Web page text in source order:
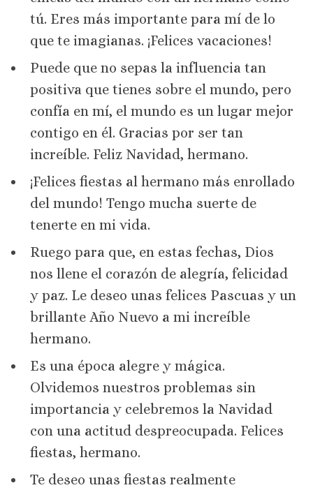
tú. Eres más importante para mí de lo
que te imagianas. ¡Felices vacaciones!
Puede que no sepas la influencia tan
positiva que tienes sobre el mundo, pero
confía en mí, el mundo es un lugar mejor
contigo en él. Gracias por ser tan
increíble. Feliz Navidad, hermano.
¡Felices fiestas al hermano más enrollado
del mundo! Tengo mucha suerte de
tenerte en mi vida.
Ruego para que, en estas fechas, Dios
nos llene el corazón de alegría, felicidad
y paz. Le deseo unas felices Pascuas y un
brillante Año Nuevo a mi increíble
hermano.
Es una época alegre y mágica.
Olvidemos nuestros problemas sin
importancia y celebremos la Navidad
con una actitud despreocupada. Felices
fiestas, hermano.
Te deseo unas fiestas realmente